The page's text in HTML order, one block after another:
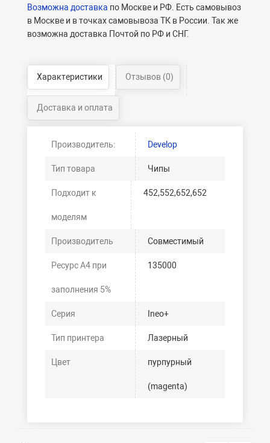
Возможна доставка по Москве и РФ. Есть самовывоз
в Москве и в точках самовывоза ТК в России. Так же
возможна доставка Почтой по РФ и СНГ.
Характеристики Отзывов (0)
Доставка и оплата
Производитель: Develop
Тип товара Чипы
Подходит к
моделям
452,552,652,652
Производитель Совместимый
Ресурс А4 при
заполнения 5%
135000
Серия Ineo+
Тип принтера Лазерный
Цвет пурпурный
(magenta)